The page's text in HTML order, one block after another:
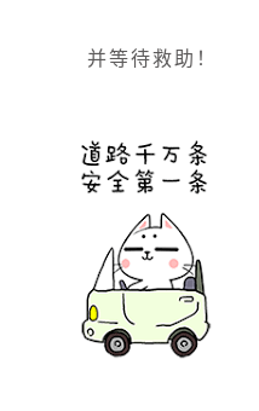
并等待救助！